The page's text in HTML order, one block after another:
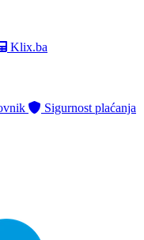
Klix.ba
Sigurnost plaćanja